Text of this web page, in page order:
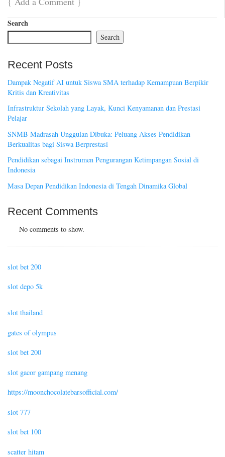
Search
Search
Recent Posts
Dampak Negatif AI untuk Siswa SMA terhadap Kemampuan Berpikir
Kritis dan Kreativitas
Infrastruktur Sekolah yang Layak, Kunci Kenyamanan dan Prestasi
Pelajar
SNMB Madrasah Unggulan Dibuka: Peluang Akses Pendidikan
Berkualitas bagi Siswa Berprestasi
Pendidikan sebagai Instrumen Pengurangan Ketimpangan Sosial di
Indonesia
Masa Depan Pendidikan Indonesia di Tengah Dinamika Global
Recent Comments
No comments to show.
slot bet 200
slot depo 5k
slot thailand
gates of olympus
slot bet 200
slot gacor gampang menang
https://moonchocolatebarsofficial.com/
slot 777
slot bet 100
scatter hitam